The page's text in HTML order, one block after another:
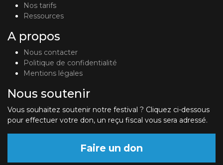
Nos tarifs
Ressources
A propos
Nous contacter
Politique de confidentialité
Mentions légales
Nous soutenir
Vous souhaitez soutenir notre festival ? Cliquez ci-dessous
pour effectuer votre don, un reçu fiscal vous sera adressé.
Faire un don